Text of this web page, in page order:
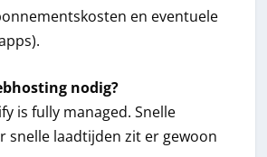
en eventuele
nodig?
is fully managed. Snelle
snelle laadtijden zit er gewoon